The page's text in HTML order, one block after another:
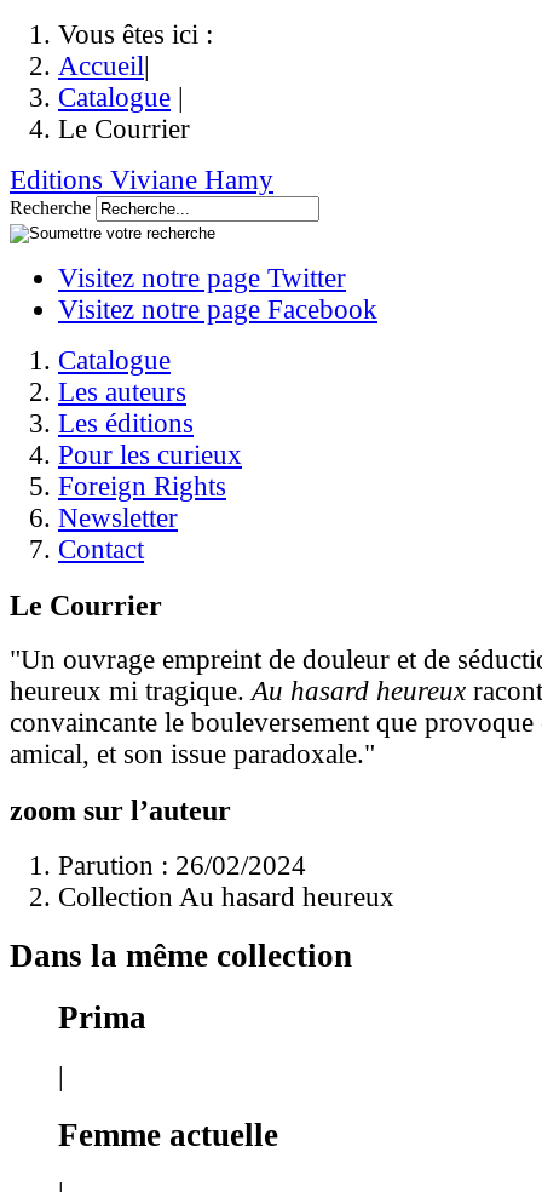
Vous êtes ici :
Accueil|
Catalogue |
Le Courrier
Editions Viviane Hamy
Recherche
Visitez notre page Twitter
Visitez notre page Facebook
Catalogue
Les auteurs
Les éditions
Pour les curieux
Foreign Rights
Newsletter
Contact
Le Courrier
"Un ouvrage empreint de douleur et de
heureux mi tragique.Au hasard heureux
convaincante le bouleversement que
amical, et son issue paradoxale."
zoom sur l’auteur
Parution : 26/02/2024
Collection Au hasard heureux
Dans la même collection
Prima
|
Femme actuelle